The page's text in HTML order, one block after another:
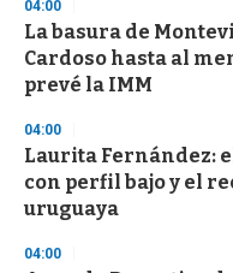
04:00
La basura de
Cardoso hasta al
prevé la IMM
04:00
Laurita Fernández:
con perfil bajo y el
uruguaya
04:00